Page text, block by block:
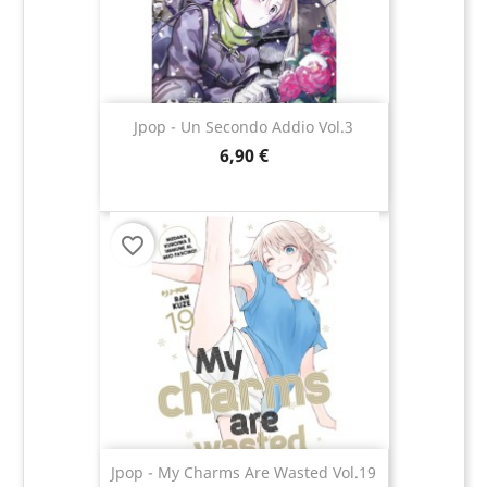
Jpop - Un Secondo Addio Vol.3
6,90 €
Jpop - My Charms Are Wasted Vol.19
favorite_border